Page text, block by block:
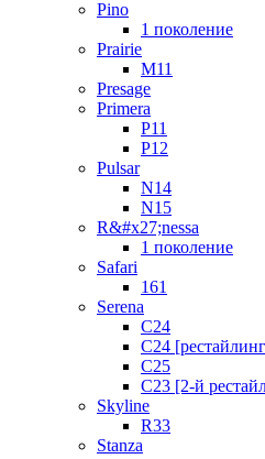
Pino
1 поколение
Prairie
M11
Presage
Primera
P11
P12
Pulsar
N14
N15
R&#x27;nessa
1 поколение
Safari
161
Serena
C24
C24
C25
С23 [2-й
Skyline
R33
Stanza